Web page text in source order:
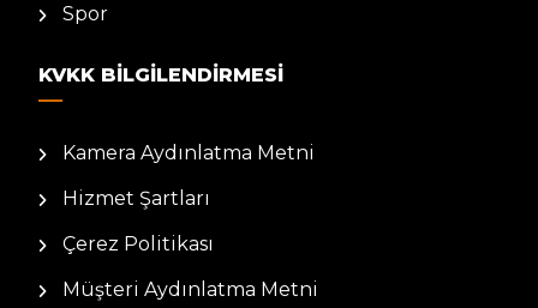
Spor
KVKK BILGILENDIRMESI
Kamera Aydınlatma Metni
Hizmet Şartları
Çerez Politikası
Müşteri Aydınlatma Metni